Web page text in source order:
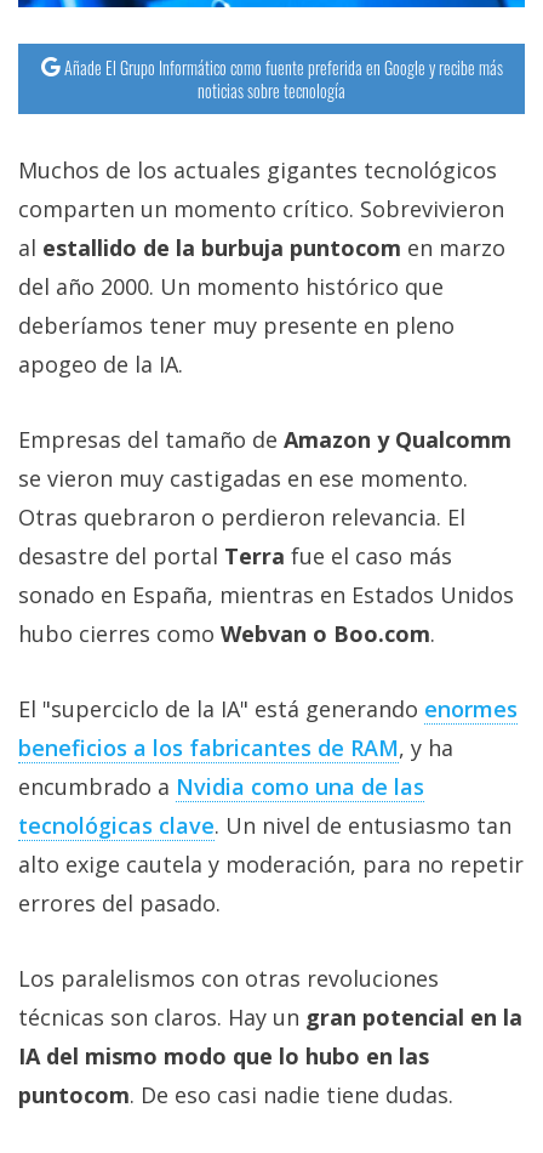
Añade El Grupo Informático como fuente preferida en Google y recibe más
noticias sobre tecnología
Muchos de los actuales gigantes tecnológicos
comparten un momento crítico. Sobrevivieron
al estallido de la burbuja puntocom en marzo
del año 2000. Un momento histórico que
deberíamos tener muy presente en pleno
apogeo de la IA.
Empresas del tamaño de Amazon y Qualcomm
se vieron muy castigadas en ese momento.
Otras quebraron o perdieron relevancia. El
desastre del portal Terra fue el caso más
sonado en España, mientras en Estados Unidos
hubo cierres como Webvan o Boo.com.
El "superciclo de la IA" está generando enormes
beneficios a los fabricantes de RAM‎, y ha
encumbrado a Nvidia como una de las
tecnológicas clave‎. Un nivel de entusiasmo tan
alto exige cautela y moderación, para no repetir
errores del pasado.
Los paralelismos con otras revoluciones
técnicas son claros. Hay un gran potencial en la
IA del mismo modo que lo hubo en las
puntocom. De eso casi nadie tiene dudas.